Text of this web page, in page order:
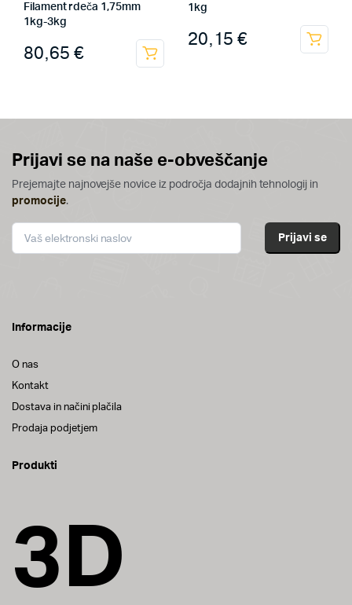
Filament rdeča 1,75mm
1kg-3kg
80,65 €
1kg
20,15 €
Prijavi se na naše e-obveščanje
Prejemajte najnovejše novice iz področja dodajnih tehnologij in
promocije.
Informacije
O nas
Kontakt
Dostava in načini plačila
Prodaja podjetjem
Produkti
3D